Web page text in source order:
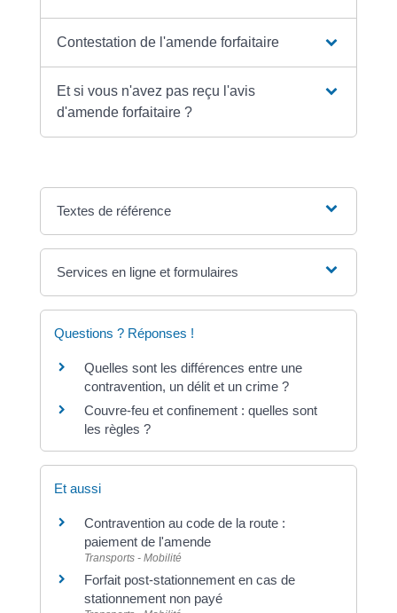
Contestation de l'amende forfaitaire
Et si vous n'avez pas reçu l'avis
d'amende forfaitaire ?
Textes de référence
Services en ligne et formulaires
Questions ? Réponses !
Quelles sont les différences entre une
contravention, un délit et un crime ?
Couvre-feu et confinement : quelles sont
les règles ?
Et aussi
Contravention au code de la route :
paiement de l'amende
Transports - Mobilité
Forfait post-stationnement en cas de
stationnement non payé